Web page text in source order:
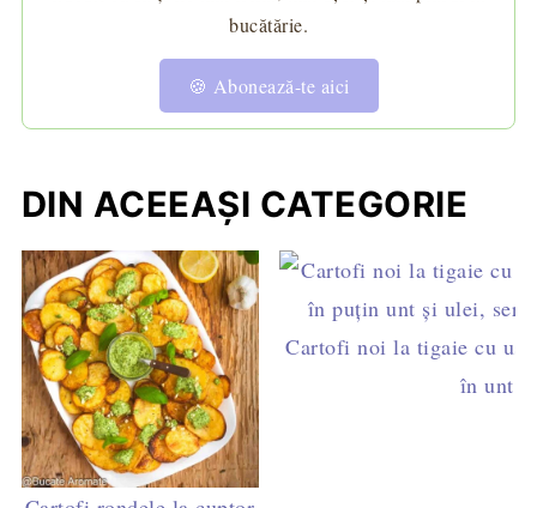
bucătărie.
🍪 Abonează-te aici
DIN ACEEAȘI CATEGORIE
Cartofi noi la tigaie cu
în unt